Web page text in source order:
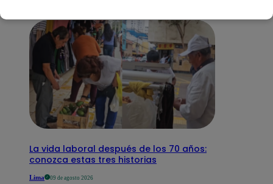
La vida laboral después de los 70 años:
conozca estas tres historias
Lima 09 de agosto 2026